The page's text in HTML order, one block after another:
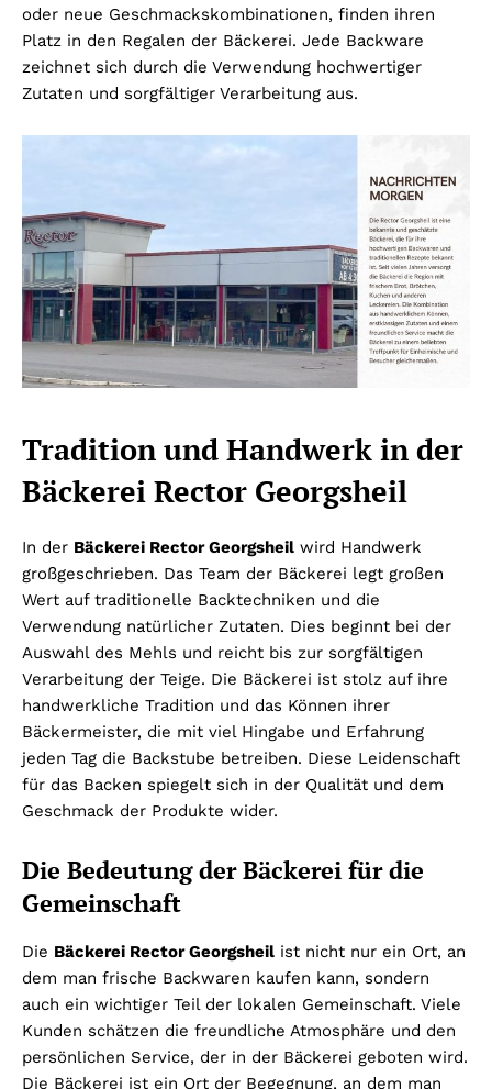
oder neue Geschmackskombinationen, finden ihren
Platz in den Regalen der Bäckerei. Jede Backware
zeichnet sich durch die Verwendung hochwertiger
Zutaten und sorgfältiger Verarbeitung aus.
Tradition und Handwerk in der
Bäckerei Rector Georgsheil
In der Bäckerei Rector Georgsheil wird Handwerk
großgeschrieben. Das Team der Bäckerei legt großen
Wert auf traditionelle Backtechniken und die
Verwendung natürlicher Zutaten. Dies beginnt bei der
Auswahl des Mehls und reicht bis zur sorgfältigen
Verarbeitung der Teige. Die Bäckerei ist stolz auf ihre
handwerkliche Tradition und das Können ihrer
Bäckermeister, die mit viel Hingabe und Erfahrung
jeden Tag die Backstube betreiben. Diese Leidenschaft
für das Backen spiegelt sich in der Qualität und dem
Geschmack der Produkte wider.
Die Bedeutung der Bäckerei für die
Gemeinschaft
Die Bäckerei Rector Georgsheil ist nicht nur ein Ort, an
dem man frische Backwaren kaufen kann, sondern
auch ein wichtiger Teil der lokalen Gemeinschaft. Viele
Kunden schätzen die freundliche Atmosphäre und den
persönlichen Service, der in der Bäckerei geboten wird.
Die Bäckerei ist ein Ort der Begegnung, an dem man